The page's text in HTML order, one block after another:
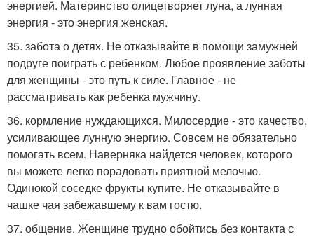
энергией. Материнство олицетворяет луна, а лунная
энергия - это энергия женская.
35. забота о детях. Не отказывайте в помощи замужней
подруге поиграть с ребенком. Любое проявление заботы
для женщины - это путь к силе. Главное - не
рассматривать как ребенка мужчину.
36. кормление нуждающихся. Милосердие - это качество,
усиливающее лунную энергию. Совсем не обязательно
помогать всем. Наверняка найдется человек, которого
вы можете легко порадовать приятной мелочью.
Одинокой соседке фрукты купите. Не отказывайте в
чашке чая забежавшему к вам гостю.
37. общение. Женщине трудно обойтись без контакта с